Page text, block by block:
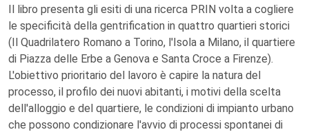
Il libro presenta gli esiti di una ricerca PRIN volta a cogliere
le specificità della gentrification in quattro quartieri storici
(Il Quadrilatero Romano a Torino, l'Isola a Milano, il quartiere
di Piazza delle Erbe a Genova e Santa Croce a Firenze).
L'obiettivo prioritario del lavoro è capire la natura del
processo, il profilo dei nuovi abitanti, i motivi della scelta
dell'alloggio e del quartiere, le condizioni di impianto urbano
che possono condizionare l'avvio di processi spontanei di